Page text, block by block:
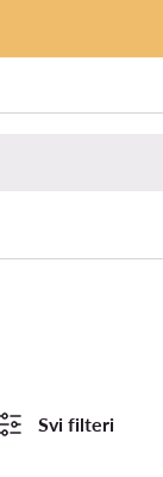
Svi filteri